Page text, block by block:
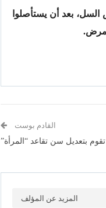
بعد أن يستأصلوا
القادم بوست
تقوم بتعديل سن تقاعد “المرأة”
المزيد عن المؤلف